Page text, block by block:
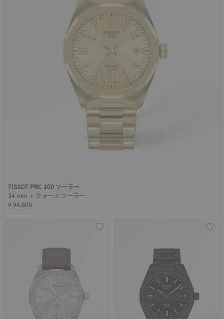
TISSOT PRC 100 ソーラー
34 mm • クォーツ ソーラー
¥ 94,600